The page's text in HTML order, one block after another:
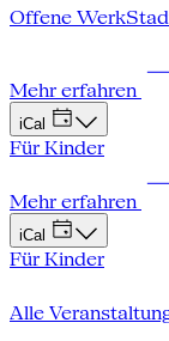
Offene
Mehr erfahren
iCal
Für Kinder
Mehr erfahren
iCal
Für Kinder
Alle